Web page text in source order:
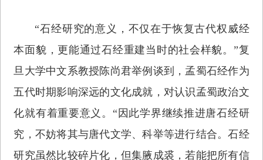
“石经研究的意义，不仅在于恢复古代权威经
本面貌，更能通过石经重建当时的社会样貌。”复
旦大学中文系教授陈尚君举例谈到，孟蜀石经作为
五代时期影响深远的文化成就，对认识孟蜀政治文
化就有着重要意义。“因此学界继续推进唐石经研
究，不妨将其与唐代文学、科举等进行结合。石经
研究虽然比较碎片化，但集腋成裘，若能把所有信